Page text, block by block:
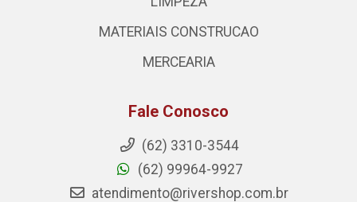
MATERIAIS CONSTRUCAO
MERCEARIA
Fale Conosco
(62) 3310-3544
(62) 99964-9927
atendimento@rivershop.com.br